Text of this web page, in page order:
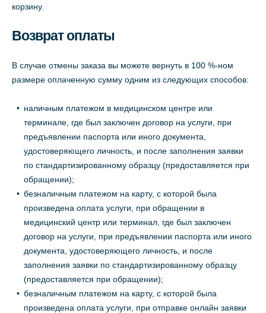
корзину.
Возврат оплаты
В случае отмены заказа вы можете вернуть в 100 %-ном
размере оплаченную сумму одним из следующих способов:
наличным платежом в медицинском центре или
терминале, где был заключен договор на услуги, при
предъявлении паспорта или иного документа,
удостоверяющего личность, и после заполнения заявки
по стандартизированному образцу (предоставляется при
обращении);
безналичным платежом на карту, с которой была
произведена оплата услуги, при обращении в
медицинский центр или терминал, где был заключен
договор на услуги, при предъявлении паспорта или иного
документа, удостоверяющего личность, и после
заполнения заявки по стандартизированному образцу
(предоставляется при обращении);
безналичным платежом на карту, с которой была
произведена оплата услуги, при отправке онлайн заявки